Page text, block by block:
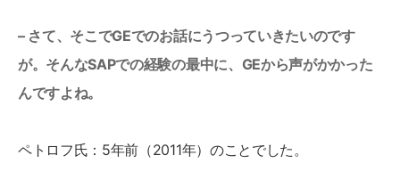
– さて、そこでGEでのお話にうつっていきたいのです
が。そんなSAPでの経験の最中に、GEから声がかかった
んですよね。
ペトロフ氏：5年前（2011年）のことでした。